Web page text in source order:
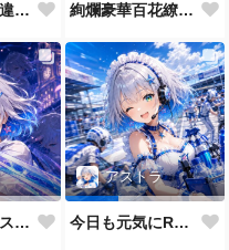
ラミコレに間違えてきたRQ 絢爛豪華百花繚乱なエステル姉
神代学園のアストラです💙
アストラ
今日も元気にRQメイドだよ💕